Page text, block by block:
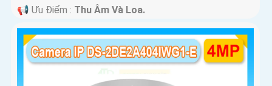
️📢 Ưu Điểm : Thu Âm Và Loa.